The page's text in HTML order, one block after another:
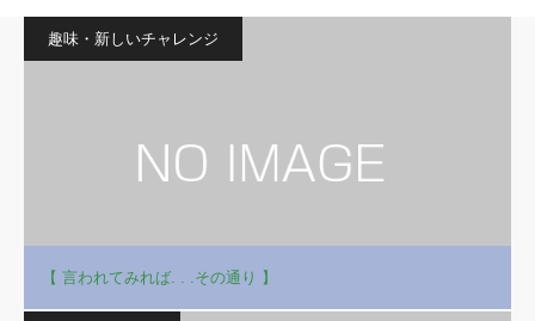
趣味・新しいチャレンジ
【 言われてみれば. . .その通り 】